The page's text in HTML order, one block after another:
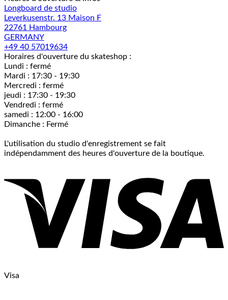
Longboard de studio
Leverkusenstr. 13 Maison F
22761 Hambourg
GERMANY
+49 40 57019634
Horaires d'ouverture du skateshop :
Lundi : fermé
Mardi : 17:30 - 19:30
Mercredi : fermé
jeudi : 17:30 - 19:30
Vendredi : fermé
samedi : 12:00 - 16:00
Dimanche : Fermé
L'utilisation du studio d'enregistrement se fait
indépendamment des heures d'ouverture de la boutique.
Visa